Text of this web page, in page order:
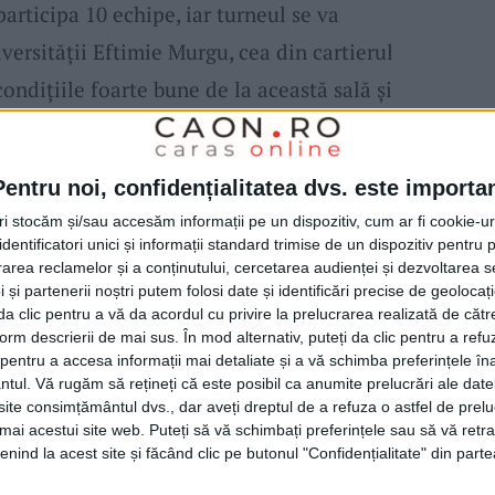
noi, confidențialitatea dvs. este
stocăm și/sau accesăm informații pe un dispozitiv, cum ar fi cookie-
unici și informații standard trimise de un dispozitiv pentru
reclamelor și a conținutului, cercetarea audienței și dezvoltarea
și partenerii noștri putem folosi date și identificări precise de
clic pentru a vă da acordul cu privire la prelucrarea realizată de
descrierii de mai sus. În mod alternativ, puteți da clic pentru a
a accesa informații mai detaliate și a vă schimba preferințele
Vă rugăm să rețineți că este posibil ca anumite prelucrări ale
consimțământul dvs., dar aveți dreptul de a refuza o astfel de
acestui site web. Puteți să vă schimbați preferințele sau să vă
la acest site și făcând clic pe butonul "Confidențialitate" din
10 echipe, iar turneul se va
Eftimie Murgu, cea din cartierul
foarte bune de la această sală și
de turnee pentru copii. Vor participa
Reșița se va înscrie cu două echipe
participa echipe din județul Caraș-
sigur că va fi un turneu reușit. În vară
mai mari. Ne dorim să organizăm
La această vârstă nu ne
dar vrem să vedem unde suntem, având
cu acești copii de un an și
cu premii. Acest turneu este
Reșița și de Consiliul Județean